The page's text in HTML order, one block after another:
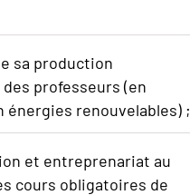
sa production
professeurs (en
énergies renouvelables) ;
et entreprenariat au
cours obligatoires de